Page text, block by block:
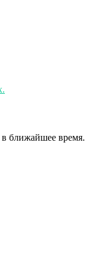
ближайшее время.